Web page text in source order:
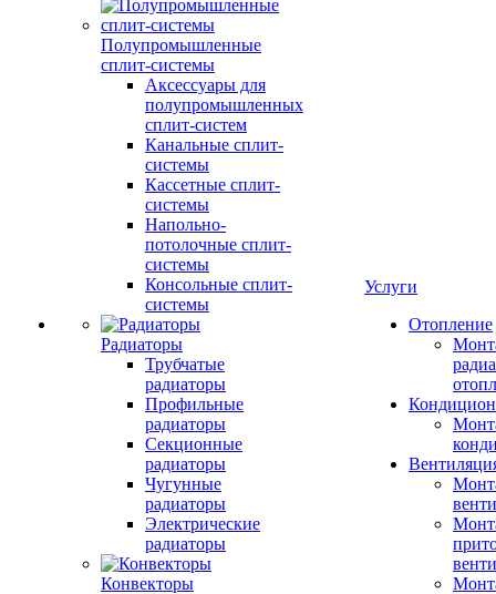
Полупромышленные
сплит-системы
Аксессуары для
полупромышленных
сплит-систем
Канальные сплит-
системы
Кассетные сплит-
системы
Напольно-
потолочные сплит-
системы
Консольные сплит-
системы
Радиаторы
Трубчатые
радиаторы
Профильные
радиаторы
Секционные
радиаторы
Чугунные
радиаторы
Электрические
радиаторы
Конвекторы
Услуги
Отопление